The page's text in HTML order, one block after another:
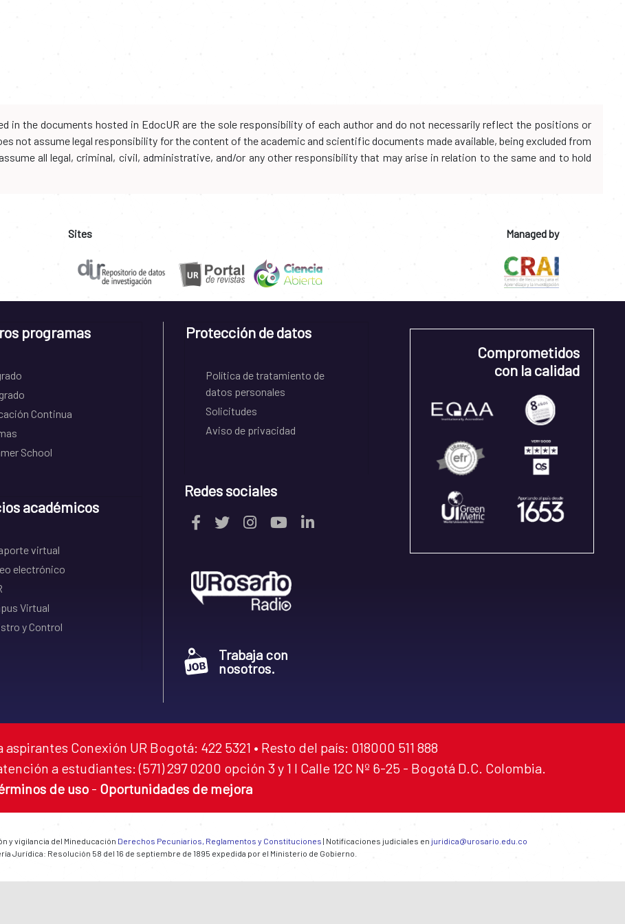
in the documents hosted in EdocUR are the sole responsibility of each author and do not necessarily reflect the positions or
not assume legal responsibility for the content of the academic and scientific documents made available, being excluded from
all legal, criminal, civil, administrative, and/or any other responsibility that may arise in relation to the same and to hold
Sites Managed by
programas
Continua
School
académicos
virtual
electrónico
Virtual
y Control
Protección de datos
Política de tratamiento de
datos personales
Solicitudes
Aviso de privacidad
Redes sociales
Trabaja con
nosotros.
Comprometidos
con la calidad
aspirantes Conexión UR Bogotá: 422 5321 • Resto del país: 018000 511 888
a estudiantes: (571) 297 0200 opción 3 y 1 I Calle 12C Nº 6-25 - Bogotá D.C. Colombia.
de uso - Oportunidades de mejora
y vigilancia del Mineducación Derechos Pecuniarios, Reglamentos y Constituciones | Notificaciones judiciales en juridica@urosario.edu.co
Jurídica: Resolución 58 del 16 de septiembre de 1895 expedida por el Ministerio de Gobierno.